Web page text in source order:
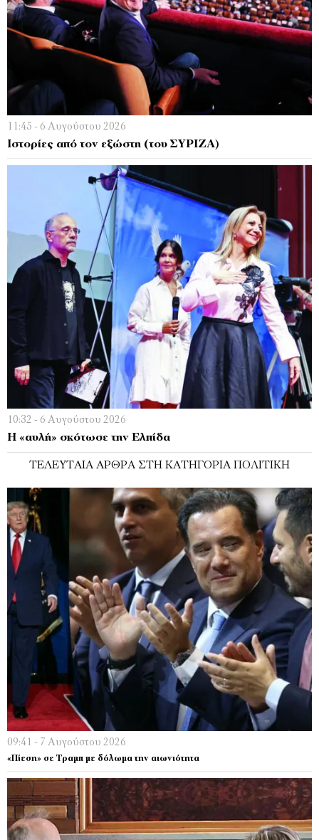
11:45 - 6 Αυγούστου 2026
Ιστορίες από τον εξώστη (του ΣΥΡΙΖΑ)
10:32 - 6 Αυγούστου 2026
Η «αυλή» σκότωσε την Ελπίδα
ΤΕΛΕΥΤΑΊΑ ΆΡΘΡΑ ΣΤΗ ΚΑΤΗΓΟΡΊΑ ΠΟΛΙΤΙΚΉ
09:41 - 7 Αυγούστου 2026
«Πίεση» σε Τραμπ με δόλωμα την αιωνιότητα